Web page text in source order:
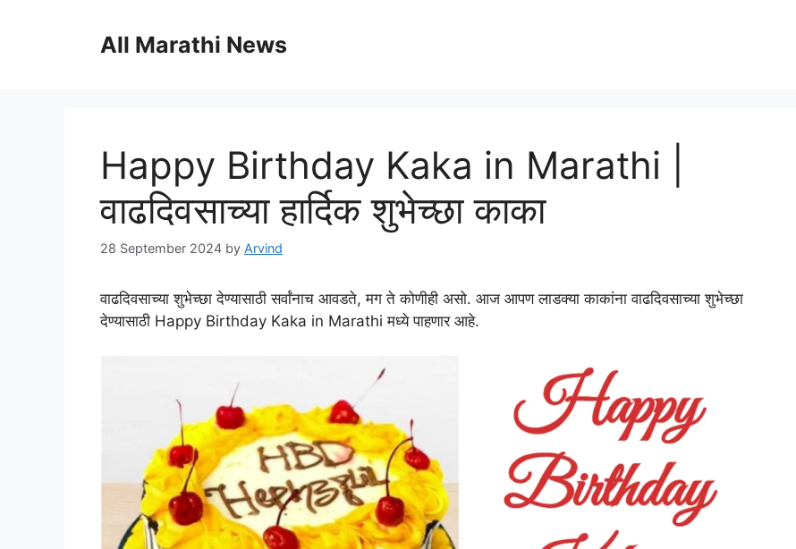
All Marathi News
Happy Birthday Kaka in Marathi |
वाढदिवसाच्या हार्दिक शुभेच्छा काका
28 September 2024 by Arvind
वाढदिवसाच्या शुभेच्छा देण्यासाठी सर्वांनाच आवडते, मग ते कोणीही असो. आज आपण लाडक्या काकांना वाढदिवसाच्या शुभेच्छा
देण्यासाठी Happy Birthday Kaka in Marathi मध्ये पाहणार आहे.